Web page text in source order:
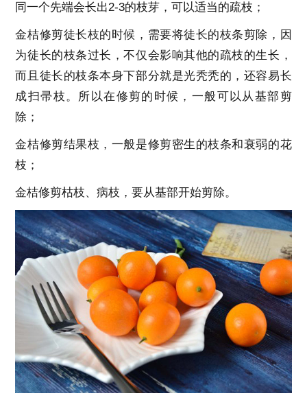
同一个先端会长出2-3的枝芽，可以适当的疏枝；
金桔修剪徒长枝的时候，需要将徒长的枝条剪除，因
为徒长的枝条过长，不仅会影响其他的疏枝的生长，
而且徒长的枝条本身下部分就是光秃秃的，还容易长
成扫帚枝。所以在修剪的时候，一般可以从基部剪
除；
金桔修剪结果枝，一般是修剪密生的枝条和衰弱的花
枝；
金桔修剪枯枝、病枝，要从基部开始剪除。